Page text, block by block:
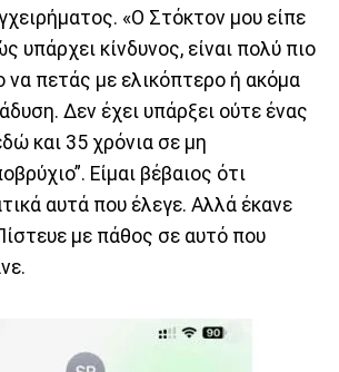
«Ο Στόκτον μου είπε
υπάρχει κίνδυνος, είναι πολύ πιο
πετάς με ελικόπτερο ή ακόμα
Δεν έχει υπάρξει ούτε ένας
και 35 χρόνια σε μη
Είμαι βέβαιος ότι
αυτά που έλεγε. Αλλά έκανε
με πάθος σε αυτό που